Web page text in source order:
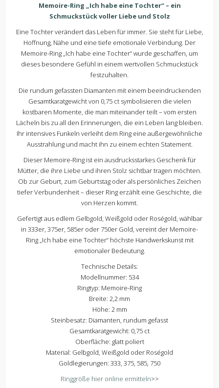
Memoire-Ring „Ich habe eine Tochter“ – ein
Schmuckstück voller Liebe und Stolz
Eine Tochter verändert das Leben für immer. Sie steht für Liebe,
Hoffnung, Nähe und eine tiefe emotionale Verbindung. Der
Memoire-Ring „Ich habe eine Tochter“ wurde geschaffen, um
dieses besondere Gefühl in einem wertvollen Schmuckstück
festzuhalten.
Die rundum gefassten Diamanten mit einem beeindruckenden
Gesamtkaratgewicht von 0,75 ct symbolisieren die vielen
kostbaren Momente, die man miteinander teilt – vom ersten
Lächeln bis zu all den Erinnerungen, die ein Leben lang bleiben.
Ihr intensives Funkeln verleiht dem Ring eine außergewöhnliche
Ausstrahlung und macht ihn zu einem echten Statement.
Dieser Memoire-Ring ist ein ausdrucksstarkes Geschenk für
Mütter, die ihre Liebe und ihren Stolz sichtbar tragen möchten.
Ob zur Geburt, zum Geburtstag oder als persönliches Zeichen
tiefer Verbundenheit – dieser Ring erzählt eine Geschichte, die
von Herzen kommt.
Gefertigt aus edlem Gelbgold, Weißgold oder Roségold, wählbar
in 333er, 375er, 585er oder 750er Gold, vereint der Memoire-
Ring „Ich habe eine Tochter“ höchste Handwerkskunst mit
emotionaler Bedeutung.
Technische Details:
Modellnummer: 534
Ringtyp: Memoire-Ring
Breite: 2,2 mm
Höhe: 2 mm
Steinbesatz: Diamanten, rundum gefasst
Gesamtkaratgewicht: 0,75 ct
Oberfläche: glatt poliert
Material: Gelbgold, Weißgold oder Roségold
Goldlegierungen: 333, 375, 585, 750
Ringgröße hier online ermitteln>>